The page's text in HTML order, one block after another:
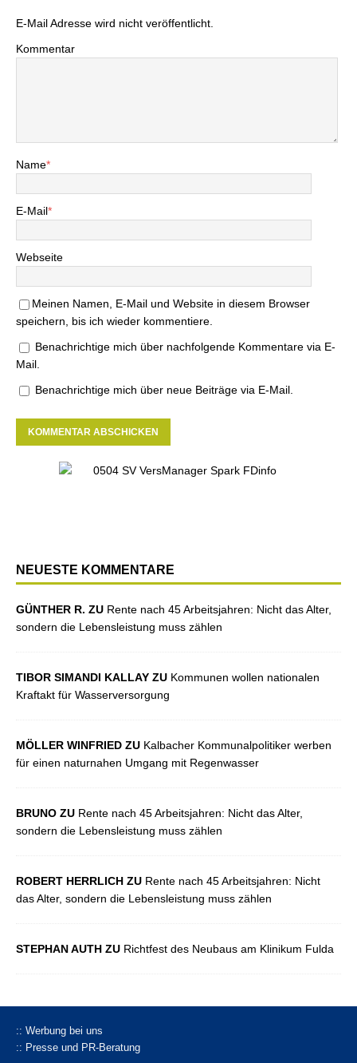
E-Mail Adresse wird nicht veröffentlicht.
Kommentar
Name*
E-Mail*
Webseite
Meinen Namen, E-Mail und Website in diesem Browser
speichern, bis ich wieder kommentiere.
Benachrichtige mich über nachfolgende Kommentare via E-
Mail.
Benachrichtige mich über neue Beiträge via E-Mail.
NEUESTE KOMMENTARE
GÜNTHER R. ZU Rente nach 45 Arbeitsjahren: Nicht das Alter,
sondern die Lebensleistung muss zählen
TIBOR SIMANDI KALLAY ZU Kommunen wollen nationalen
Kraftakt für Wasserversorgung
MÖLLER WINFRIED ZU Kalbacher Kommunalpolitiker werben
für einen naturnahen Umgang mit Regenwasser
BRUNO ZU Rente nach 45 Arbeitsjahren: Nicht das Alter,
sondern die Lebensleistung muss zählen
ROBERT HERRLICH ZU Rente nach 45 Arbeitsjahren: Nicht
das Alter, sondern die Lebensleistung muss zählen
STEPHAN AUTH ZU Richtfest des Neubaus am Klinikum Fulda
:: Werbung bei uns
:: Presse und PR-Beratung